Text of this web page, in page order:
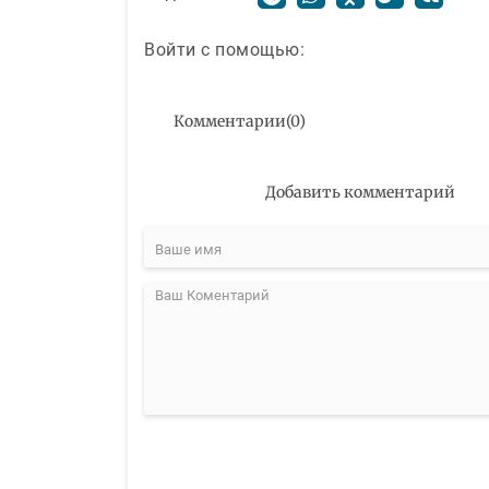
Войти с помощью:
Комментарии(0)
Добавить комментарий